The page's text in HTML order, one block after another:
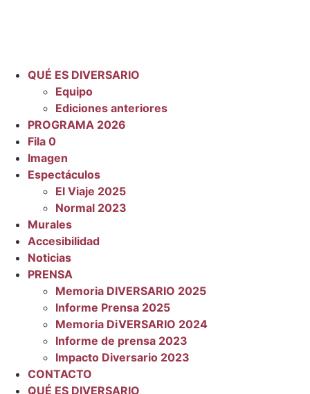
QUÉ ES DIVERSARIO
Equipo
Ediciones anteriores
PROGRAMA 2026
Fila 0
Imagen
Espectáculos
El Viaje 2025
Normal 2023
Murales
Accesibilidad
Noticias
PRENSA
Memoria DIVERSARIO 2025
Informe Prensa 2025
Memoria DiVERSARIO 2024
Informe de prensa 2023
Impacto Diversario 2023
CONTACTO
QUÉ ES DIVERSARIO